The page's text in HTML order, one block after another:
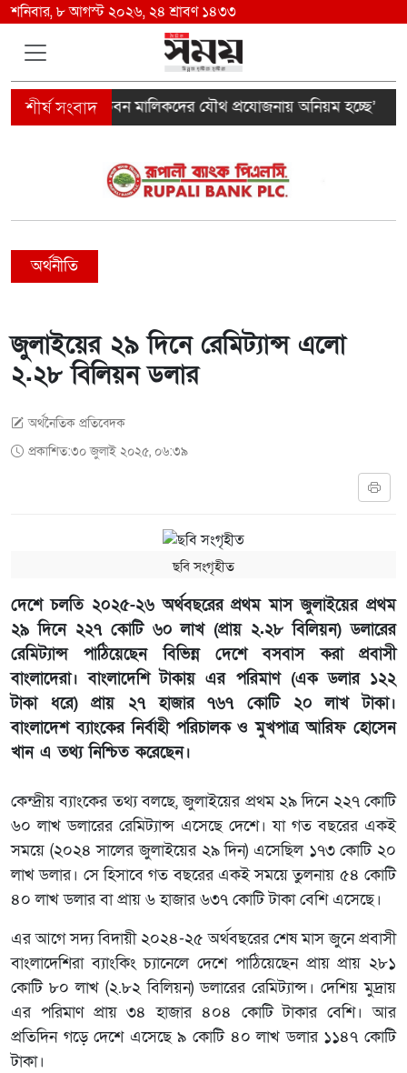
শনিবার, ৮ আগস্ট ২০২৬, ২৪ শ্রাবণ ১৪৩৩
ইন্সপেক্টর ও ভবন মালিকদের যৌথ প্রযোজনায় অনিয়ম হচ্ছে’
অর্থনীতি
জুলাইয়ের ২৯ দিনে রেমিট্যান্স এলো
২.২৮ বিলিয়ন ডলার
অর্থনৈতিক প্রতিবেদক
প্রকাশিত:৩০ জুলাই ২০২৫, ০৬:৩৯
ছবি সংগৃহীত
দেশে চলতি ২০২৫-২৬ অর্থবছরের প্রথম মাস জুলাইয়ের প্রথম
২৯ দিনে ২২৭ কোটি ৬০ লাখ (প্রায় ২.২৮ বিলিয়ন) ডলারের
রেমিট্যান্স পাঠিয়েছেন বিভিন্ন দেশে বসবাস করা প্রবাসী
বাংলাদেরা। বাংলাদেশি টাকায় এর পরিমাণ (এক ডলার ১২২
টাকা ধরে) প্রায় ২৭ হাজার ৭৬৭ কোটি ২০ লাখ টাকা।
বাংলাদেশ ব্যাংকের নির্বাহী পরিচালক ও মুখপাত্র আরিফ হোসেন
খান এ তথ্য নিশ্চিত করেছেন।
কেন্দ্রীয় ব্যাংকের তথ্য বলছে, জুলাইয়ের প্রথম ২৯ দিনে ২২৭ কোটি
৬০ লাখ ডলারের রেমিট্যান্স এসেছে দেশে। যা গত বছরের একই
সময়ে (২০২৪ সালের জুলাইয়ের ২৯ দিন) এসেছিল ১৭৩ কোটি ২০
লাখ ডলার। সে হিসাবে গত বছরের একই সময়ে তুলনায় ৫৪ কোটি
৪০ লাখ ডলার বা প্রায় ৬ হাজার ৬৩৭ কোটি টাকা বেশি এসেছে।
এর আগে সদ্য বিদায়ী ২০২৪-২৫ অর্থবছরের শেষ মাস জুনে প্রবাসী
বাংলাদেশিরা ব্যাংকিং চ্যানেলে দেশে পাঠিয়েছেন প্রায় প্রায় ২৮১
কোটি ৮০ লাখ (২.৮২ বিলিয়ন) ডলারের রেমিট্যান্স। দেশিয় মুদ্রায়
এর পরিমাণ প্রায় ৩৪ হাজার ৪০৪ কোটি টাকার বেশি। আর
প্রতিদিন গড়ে দেশে এসেছে ৯ কোটি ৪০ লাখ ডলার ১১৪৭ কোটি
টাকা।